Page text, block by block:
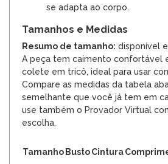
se adapta ao corpo.
Tamanhos e Medidas
Resumo de tamanho: disponível
A peça tem caimento confortável
colete em tricô, ideal para usar
Compare as medidas da tabela
semelhante que você já tem em
use também o Provador Virtual
escolha.
Tamanho BustoCintura